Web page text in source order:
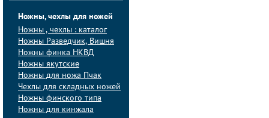
Ножны, чехлы для ножей
Ножны , чехлы : каталог
Ножны Разведчик, Вишня
Ножны финка НКВД
Ножны якутские
Ножны для ножа Пчак
Чехлы для складных ножей
Ножны финского типа
Ножны для кинжала